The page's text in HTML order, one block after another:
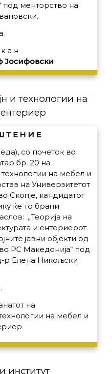
под менторство на
а н
Јосифовски
и технологии на
Т Е Н И Е
со почеток во
бр. 20 на
технологии на мебел и
на Универзитетот
Скопје, кандидатот
ќе го брани
„Теорија на
и ентериерот
јавни објекти од
РС Македонија“ под
р Елена Никољски
на
на мебел и
институт